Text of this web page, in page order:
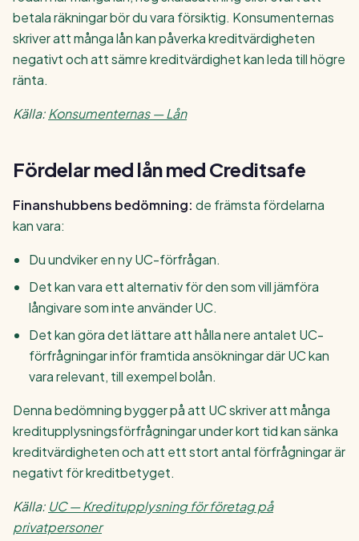
betala räkningar bör du vara försiktig. Konsumenternas
skriver att många lån kan påverka kreditvärdigheten
negativt och att sämre kreditvärdighet kan leda till högre
ränta.
Källa:Konsumenternas — Lån
Fördelar med lån med Creditsafe
Finanshubbens bedömning: de främsta fördelarna
kan vara:
Du undviker en ny UC-förfrågan.
Det kan vara ett alternativ för den som vill jämföra
långivare som inte använder UC.
Det kan göra det lättare att hålla nere antalet UC-
förfrågningar inför framtida ansökningar där UC kan
vara relevant, till exempel bolån.
Denna bedömning bygger på att UC skriver att många
kreditupplysningsförfrågningar under kort tid kan sänka
kreditvärdigheten och att ett stort antal förfrågningar är
negativt för kreditbetyget.
Källa: UC — Kreditupplysning för företag på
privatpersoner